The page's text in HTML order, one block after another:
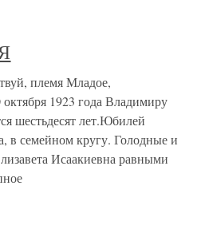
племя Младое,
1923 года Владимиру
шестьдесят лет.Юбилей
в семейном кругу. Голодные и
Исаакиевна равными